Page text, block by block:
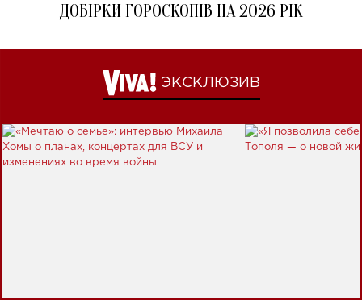
ДОБІРКИ ГОРОСКОПІВ НА 2026 РІК
ЭКСКЛЮЗИВ